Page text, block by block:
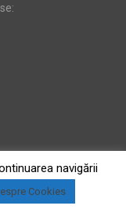
navigării
Cookies